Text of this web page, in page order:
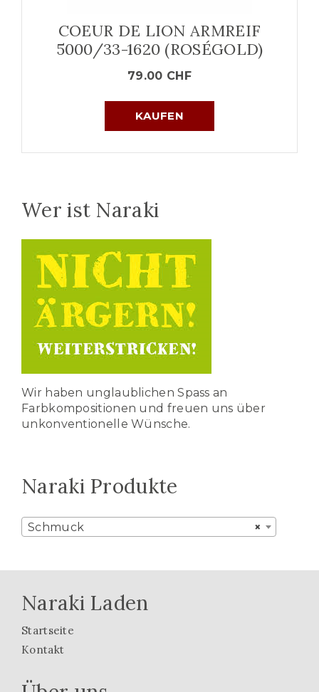
COEUR DE LION ARMREIF
5000/33-1620 (ROSÉGOLD)
79.00 CHF
KAUFEN
Wer ist Naraki
Wir haben unglaublichen Spass an
Farbkompositionen und freuen uns über
unkonventionelle Wünsche.
Naraki Produkte
×
Schmuck
Naraki Laden
Startseite
Kontakt